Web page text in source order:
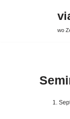
wo
1.